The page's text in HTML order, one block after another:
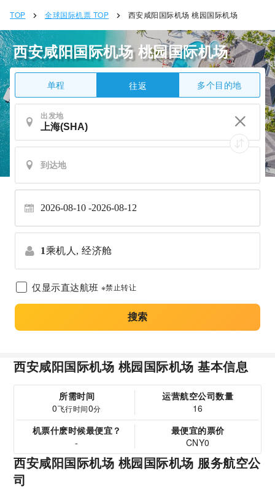
TOP 全球国际机票 TOP 西安咸阳国际机场 桃园国际机场
西安咸阳国际机场 桃园国际机场
单程 往返 多个目的地
出发地
2026-08-10 2026-08-12
1乘机人, 经济舱
仅显示直达航班 ※禁止转让
搜索
西安咸阳国际机场 桃园国际机场 基本信息
所需时间
0飞行时间0分
运营航空公司数量
16
机票什麽时候最便宜？
-
最便宜的票价
CNY0
西安咸阳国际机场 桃园国际机场 服务航空公
司